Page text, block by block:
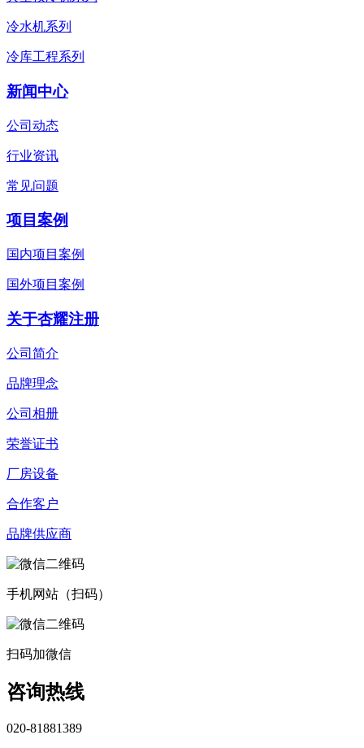
冷水机系列
冷库工程系列
新闻中心
公司动态
行业资讯
常见问题
项目案例
国内项目案例
国外项目案例
关于杏耀注册
公司简介
品牌理念
公司相册
荣誉证书
厂房设备
合作客户
品牌供应商
手机网站（扫码）
扫码加微信
咨询热线
020-81881389